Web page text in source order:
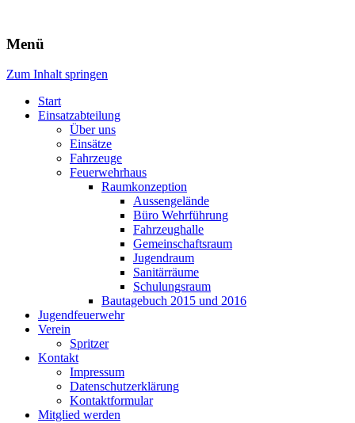
Freiwillige Feuerwehr Rodheim
v.d.H.
Menü
Zum Inhalt springen
Start
Einsatzabteilung
Über uns
Einsätze
Fahrzeuge
Feuerwehrhaus
Raumkonzeption
Aussengelände
Büro Wehrführung
Fahrzeughalle
Gemeinschaftsraum
Jugendraum
Sanitärräume
Schulungsraum
Bautagebuch 2015 und 2016
Jugendfeuerwehr
Verein
Spritzer
Kontakt
Impressum
Datenschutzerklärung
Kontaktformular
Mitglied werden